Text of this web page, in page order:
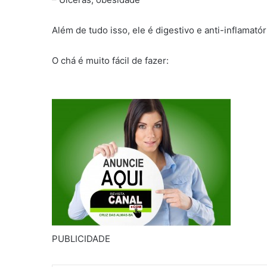
Além de tudo isso, ele é digestivo e anti-
O chá é muito fácil de fazer:
PUBLICIDADE